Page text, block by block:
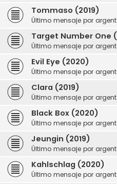
Tommaso (2019)
Último mensaje por
Target Number One
Último mensaje por
Evil Eye (2020)
Último mensaje por
Clara (2019)
Último mensaje por
Black Box (2020)
Último mensaje por
Jeungin (2019)
Último mensaje por
Kahlschlag (2020)
Último mensaje por